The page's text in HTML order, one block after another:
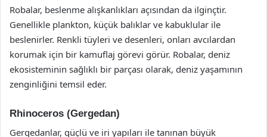
Robalar, beslenme alışkanlıkları açısından da ilginçtir.
Genellikle plankton, küçük balıklar ve kabuklular ile
beslenirler. Renkli tüyleri ve desenleri, onları avcılardan
korumak için bir kamuflaj görevi görür. Robalar, deniz
ekosisteminin sağlıklı bir parçası olarak, deniz yaşamının
zenginliğini temsil eder.
Rhinoceros (Gergedan)
Gergedanlar, güçlü ve iri yapıları ile tanınan büyük